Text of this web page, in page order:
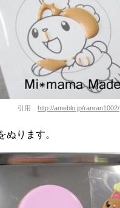
引用 http://ameblo.jp/ranran1002/
ぬります。